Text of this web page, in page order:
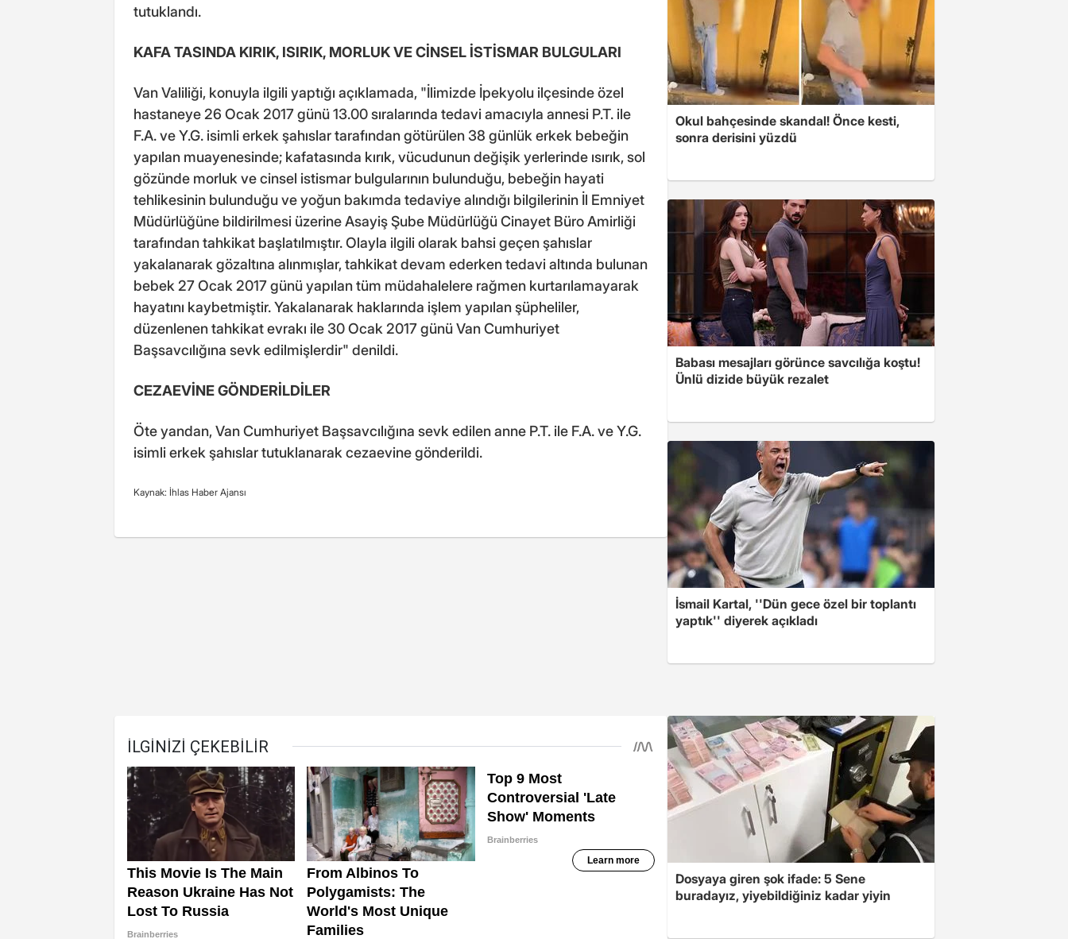
tutuklandı.
KAFA TASINDA KIRIK, ISIRIK, MORLUK VE CİNSEL İSTİSMAR BULGULARI
Van Valiliği, konuyla ilgili yaptığı açıklamada, "İlimizde İpekyolu ilçesinde özel
hastaneye 26 Ocak 2017 günü 13.00 sıralarında tedavi amacıyla annesi P.T. ile
F.A. ve Y.G. isimli erkek şahıslar tarafından götürülen 38 günlük erkek bebeğin
yapılan muayenesinde; kafatasında kırık, vücudunun değişik yerlerinde ısırık, sol
gözünde morluk ve cinsel istismar bulgularının bulunduğu, bebeğin hayati
tehlikesinin bulunduğu ve yoğun bakımda tedaviye alındığı bilgilerinin İl Emniyet
Müdürlüğüne bildirilmesi üzerine Asayiş Şube Müdürlüğü Cinayet Büro Amirliği
tarafından tahkikat başlatılmıştır. Olayla ilgili olarak bahsi geçen şahıslar
yakalanarak gözaltına alınmışlar, tahkikat devam ederken tedavi altında bulunan
bebek 27 Ocak 2017 günü yapılan tüm müdahalelere rağmen kurtarılamayarak
hayatını kaybetmiştir. Yakalanarak haklarında işlem yapılan şüpheliler,
düzenlenen tahkikat evrakı ile 30 Ocak 2017 günü Van Cumhuriyet
Başsavcılığına sevk edilmişlerdir" denildi.
CEZAEVİNE GÖNDERİLDİLER
Öte yandan, Van Cumhuriyet Başsavcılığına sevk edilen anne P.T. ile F.A. ve Y.G.
isimli erkek şahıslar tutuklanarak cezaevine gönderildi.
Kaynak: İhlas Haber Ajansı
Okul bahçesinde skandal! Önce kesti,
sonra derisini yüzdü
Babası mesajları görünce savcılığa koştu!
Ünlü dizide büyük rezalet
İsmail Kartal, ''Dün gece özel bir toplantı
yaptık'' diyerek açıkladı
Dosyaya giren şok ifade: 5 Sene
buradayız, yiyebildiğiniz kadar yiyin